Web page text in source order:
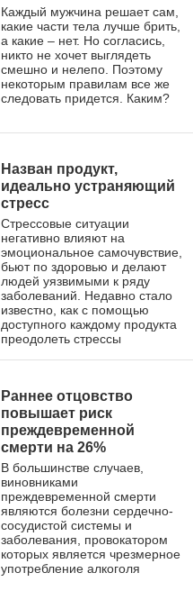
Каждый мужчина решает сам,
какие части тела лучше брить,
а какие – нет. Но согласись,
никто не хочет выглядеть
смешно и нелепо. Поэтому
некоторым правилам все же
следовать придется. Каким?
Назван продукт,
идеально устраняющий
стресс
Стрессовые ситуации
негативно влияют на
эмоциональное самочувствие,
бьют по здоровью и делают
людей уязвимыми к ряду
заболеваний. Недавно стало
известно, как с помощью
доступного каждому продукта
преодолеть стрессы
Раннее отцовство
повышает риск
преждевременной
смерти на 26%
В большинстве случаев,
виновниками
преждевременной смерти
являются болезни сердечно-
сосудистой системы и
заболевания, провокатором
которых является чрезмерное
употребление алкоголя